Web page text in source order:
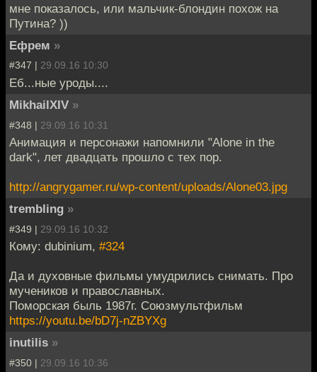
мне показалось, или мальчик-блондин похож на
Путина? ))
Ефрем »
#347 | 29.09.16 10:30
Еб...ные уроды....
MikhailXIV »
#348 | 29.09.16 10:31
Анимация и персонажи напомнили "Alone in the
dark", лет двадцать прошло с тех пор.
http://angrygamer.ru/wp-content/uploads/Alone03.jpg
trembling »
#349 | 29.09.16 10:32
Кому: dubinium, #324
Да и духовные фильмы умудрились снимать. Про
мучеников и православных.
Поморская быль 1987г. Союзмультфильм
https://youtu.be/bD7j-nZBYXg
inutilis »
#350 | 29.09.16 10:36